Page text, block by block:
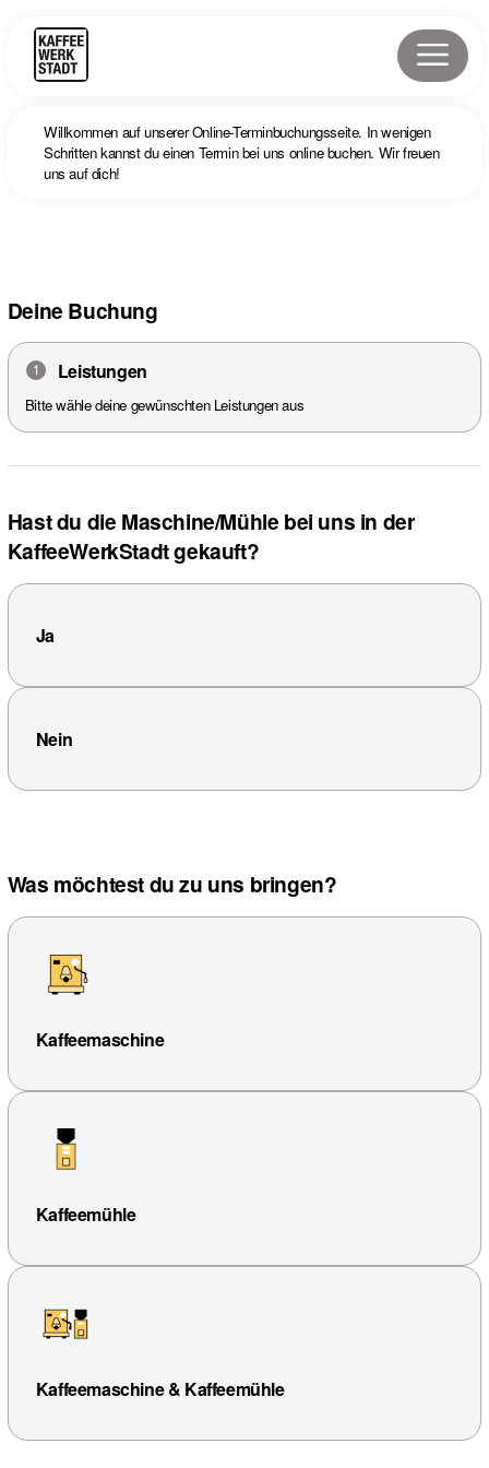
Willkommen auf unserer Online-Terminbuchungsseite. In wenigen
Schritten kannst du einen Termin bei uns online buchen. Wir freuen
uns auf dich!
Hast du die Maschine/Mühle bei uns in der
KaffeeWerkStadt gekauft?
Ja
Nein
Was möchtest du zu uns bringen?
Kaffeemaschine
Kaffeemühle
Kaffeemaschine & Kaffeemühle
Deine Buchung
1 Leistungen
Bitte wähle deine gewünschten Leistungen aus